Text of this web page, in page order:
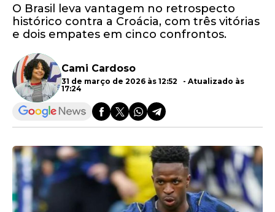
O Brasil leva vantagem no retrospecto
histórico contra a Croácia, com três vitórias
e dois empates em cinco confrontos.
Cami Cardoso
31 de março de 2026 às 12:52 - Atualizado às
17:24